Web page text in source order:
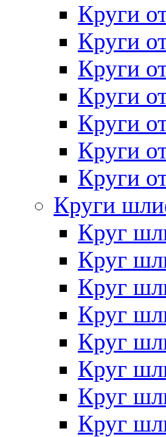
Круги
Круги
Круги
Круги
Круги
Круги
Круги
Круги
Круг
Круг
Круг
Круг
Круг
Круг
Круг
Круг